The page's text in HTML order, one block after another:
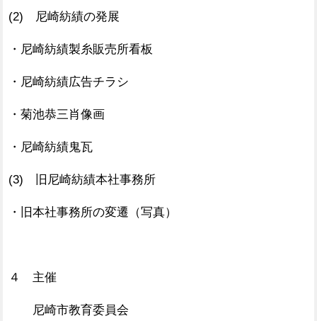
(2) 尼崎紡績の発展
・尼崎紡績製糸販売所看板
・尼崎紡績広告チラシ
・菊池恭三肖像画
・尼崎紡績鬼瓦
(3) 旧尼崎紡績本社事務所
・旧本社事務所の変遷（写真）
４ 主催
尼崎市教育委員会